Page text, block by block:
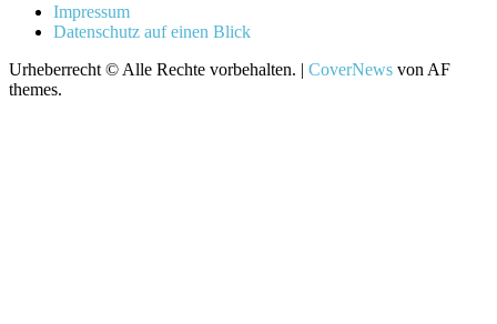
Impressum
Datenschutz auf einen Blick
Urheberrecht © Alle Rechte vorbehalten. | CoverNews von AF
themes.